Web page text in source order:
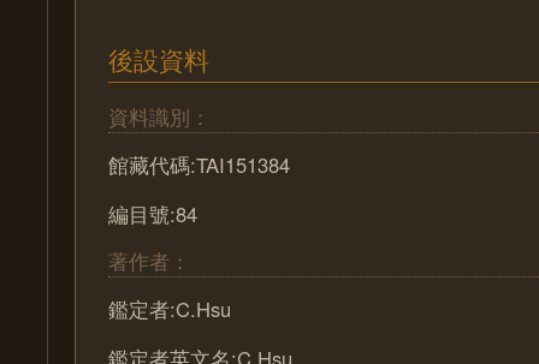
後設資料
資料識別：
館藏代碼:TAI151384
編目號:84
著作者：
鑑定者:C.Hsu